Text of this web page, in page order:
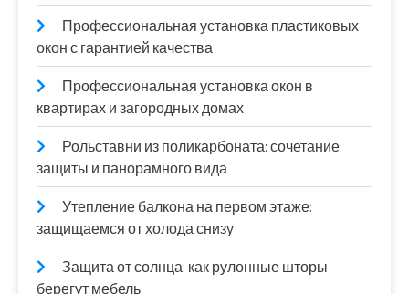
Профессиональная установка пластиковых
окон с гарантией качества
Профессиональная установка окон в
квартирах и загородных домах
Рольставни из поликарбоната: сочетание
защиты и панорамного вида
Утепление балкона на первом этаже:
защищаемся от холода снизу
Защита от солнца: как рулонные шторы
берегут мебель